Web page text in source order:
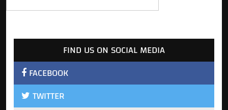
FIND US ON SOCIAL MEDIA
FACEBOOK
TWITTER